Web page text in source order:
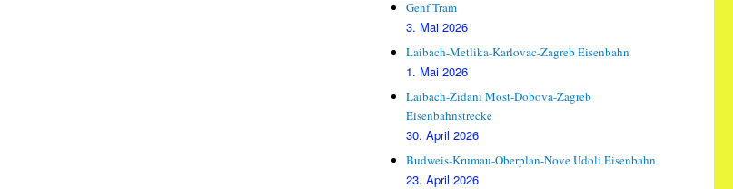
Genf Tram
3. Mai 2026
Laibach-Metlika-Karlovac-Zagreb Eisenbahn
1. Mai 2026
Laibach-Zidani Most-Dobova-Zagreb
Eisenbahnstrecke
30. April 2026
Budweis-Krumau-Oberplan-Nove Udoli Eisenbahn
23. April 2026